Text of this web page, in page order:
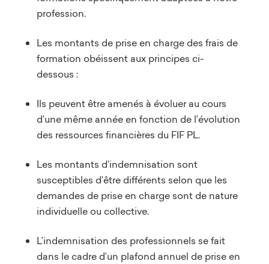
profession.
Les montants de prise en charge des frais de
formation obéissent aux principes ci-
dessous :
Ils peuvent être amenés à évoluer au cours
d’une même année en fonction de l’évolution
des ressources financières du FIF PL.
Les montants d’indemnisation sont
susceptibles d’être différents selon que les
demandes de prise en charge sont de nature
individuelle ou collective.
L’indemnisation des professionnels se fait
dans le cadre d’un plafond annuel de prise en